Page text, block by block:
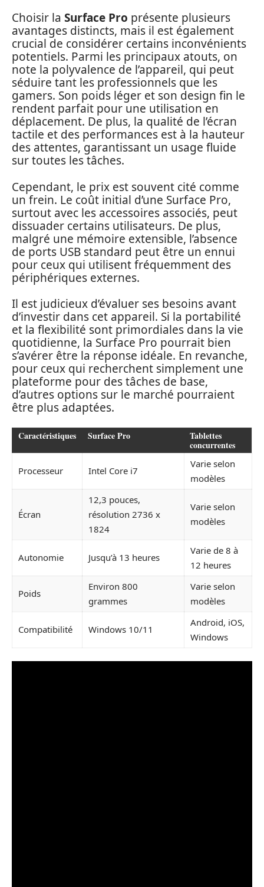
Choisir la Surface Pro présente plusieurs
avantages distincts, mais il est également
crucial de considérer certains inconvénients
potentiels. Parmi les principaux atouts, on
note la polyvalence de l’appareil, qui peut
séduire tant les professionnels que les
gamers. Son poids léger et son design fin le
rendent parfait pour une utilisation en
déplacement. De plus, la qualité de l’écran
tactile et des performances est à la hauteur
des attentes, garantissant un usage fluide
sur toutes les tâches.
Cependant, le prix est souvent cité comme
un frein. Le coût initial d’une Surface Pro,
surtout avec les accessoires associés, peut
dissuader certains utilisateurs. De plus,
malgré une mémoire extensible, l’absence
de ports USB standard peut être un ennui
pour ceux qui utilisent fréquemment des
périphériques externes.
Il est judicieux d’évaluer ses besoins avant
d’investir dans cet appareil. Si la portabilité
et la flexibilité sont primordiales dans la vie
quotidienne, la Surface Pro pourrait bien
s’avérer être la réponse idéale. En revanche,
pour ceux qui recherchent simplement une
plateforme pour des tâches de base,
d’autres options sur le marché pourraient
être plus adaptées.
Caractéristiques Surface Pro Tablettes
concurrentes
Processeur Intel Core i7
Varie selon
modèles
Écran
12,3 pouces,
résolution 2736 x
1824
Varie selon
modèles
Autonomie Jusqu’à 13 heures
Varie de 8 à
12 heures
Poids
Environ 800
grammes
Varie selon
modèles
Compatibilité Windows 10/11
Android, iOS,
Windows